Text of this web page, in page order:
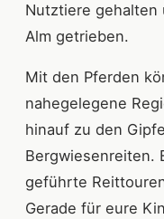
Nutztiere gehalten
Alm getrieben.
Mit den Pferden
nahegelegene
hinauf zu den
Bergwiesenreiten.
geführte
Gerade für eure